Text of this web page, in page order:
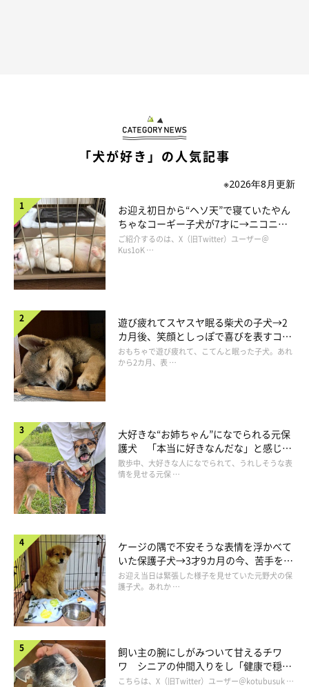
子犬時代のたまごちゃん。鏡を見つめていたときの様子。
@tamago.mameshiba
そんなたまごちゃんの魅力について、飼い主さんは
も与えてくれるところ」
飼い主さん：
「悪さをして“悪い顔”になったかと思えば、おもちゃを見せつけ
て“ドヤ顔”をしたり。鏡に映った自分を見て驚いたり、部屋での
お散歩の練習はうまくできなかったのに、いざ外に出るとグイグ
イ歩いたり。
いろいろな表情を見せてくれて、とにかく想定外の行動が多くて
毎日楽しかったです」
「犬が好き」の人気記事
※2026年8月更新
お迎え初日から“ヘソ天”で寝ていたやん
ちゃなコーギー子犬が7才に→ニコニ
コ“コーギースマイル”が魅力のコに成
長！
ご紹介するのは、X（旧Twitter）ユーザー＠
Kus1oK …
遊び疲れてスヤスヤ眠る柴犬の子犬→2
カ月後、笑顔としっぽで喜びを表すコに
成長！
おもちゃで遊び疲れて、こてんと眠った子犬。あれ
から2カ月、表 …
大好きな“お姉ちゃん”になでられる元保
護犬 「本当に好きなんだな」と感じる
表情にほっこり
散歩中、大好きな人になでられて、うれしそうな表
情を見せる元保 …
ケージの隅で不安そうな表情を浮かべて
いた保護子犬→3才9カ月の今、苦手を克
服し頼もしいコに成長！
お迎え当日は緊張した様子を見せていた元野犬の保
護子犬。あれか …
飼い主の腕にしがみついて甘えるチワ
ワ シニアの仲間入りをし「健康で穏や
かな暮らしが続いてほしい」と願う
こちらは、X（旧Twitter）ユーザー＠kotubusuk …